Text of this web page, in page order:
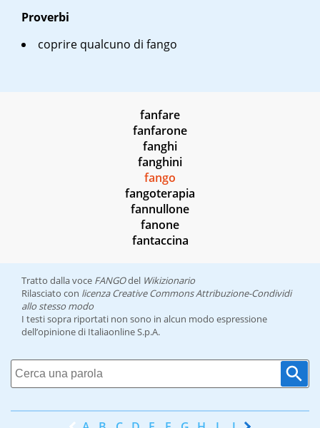
Proverbi
coprire qualcuno di fango
fanfare
fanfarone
fanghi
fanghini
fango
fangoterapia
fannullone
fanone
fantaccina
Tratto dalla voce FANGOdel Wikizionario
Rilasciato con licenza Creative Commons Attribuzione-Condividi
allo stesso modo
I testi sopra riportati non sono in alcun modo espressione
dell’opinione di Italiaonline S.p.A.